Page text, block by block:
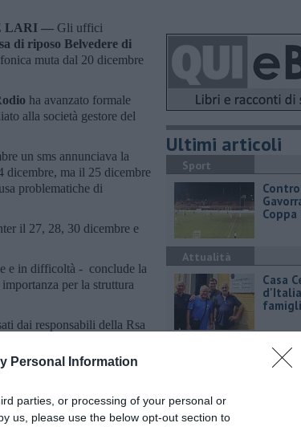
Personal Information
parties, or processing of your personal or
us, please use the below opt-out section to
LARI — Gli uffici
di riposo Belvedere di
muta dal 20 dicembre
ha avanzato formale
alla società gestore del
un sms annunciava la
dicembre, ma il 25 dicembre
problematiche di
il 27, 28, 30 dicembre e
e in difficoltà - conclude la
per la struttura
dai responsabili della Rsa
Ultimi articoli
Sport
Attualità
Casa